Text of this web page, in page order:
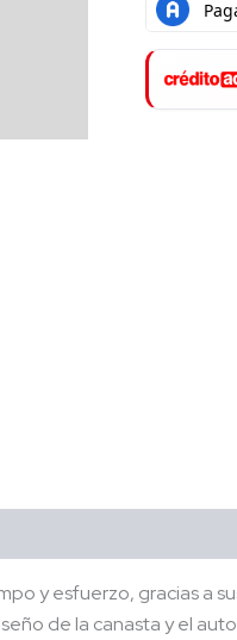
y esfuerzo, gracias a
de la canasta y el